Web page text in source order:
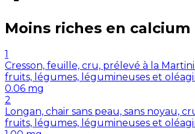
Moins riches en calcium
1
Cresson, feuille, cru, prélevé à la
fruits, légumes, légumineuses et
0.06 mg
2
Longan, chair sans peau, sans noyau,
fruits, légumes, légumineuses et